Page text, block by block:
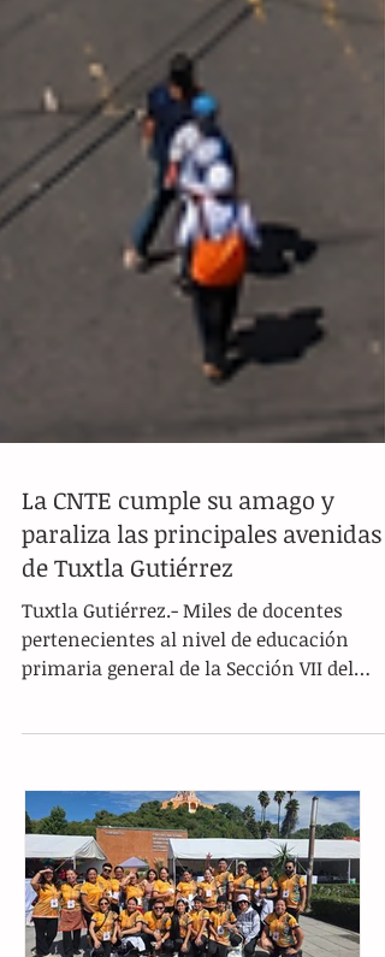
La CNTE cumple su amago y
paraliza las principales avenidas
de Tuxtla Gutiérrez
Tuxtla Gutiérrez.- Miles de docentes
pertenecientes al nivel de educación
SNTE-CNTE tomaron las calles de la
lunes 1 de junio, con el fin de marchar de
manera masiva y decretar formalmente
inicio de un paro indefinido de labores en
toda la entidad. FOTO ILUSTRATIVA CON IA
Los contingentes de profesores
comenzaron a concentrarse a partir de